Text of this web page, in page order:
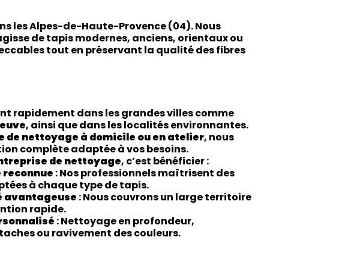
les Alpes-de-Haute-Provence (04). Nous
de tapis modernes, anciens, orientaux ou
tout en préservant la qualité des fibres
rapidement dans les grandes villes comme
, ainsi que dans les localités environnantes.
de nettoyage à domicile ou en atelier, nous
complète adaptée à vos besoins.
de nettoyage, c’est bénéficier :
reconnue : Nos professionnels maîtrisent des
à chaque type de tapis.
avantageuse : Nous couvrons un large territoire
rapide.
: Nettoyage en profondeur,
ou ravivement des couleurs.